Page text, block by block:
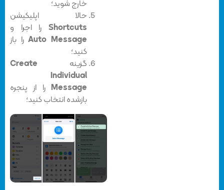
خارج شوید؛
حالا اپلیکیشن
Shortcutsرا اجرا و
Auto Message را باز
کنید؛
گزینه‌
Create
Individual
Message را از پنجره‌
بازشده انتخاب کنید؛